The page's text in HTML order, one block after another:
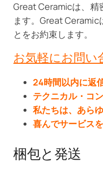
Great Ceramicは、精
ます。Great Ceramic
とをお約束します。
お気軽にお問い
24時間以内に返
テクニカル・コ
私たちは、あら
喜んでサービス
梱包と発送